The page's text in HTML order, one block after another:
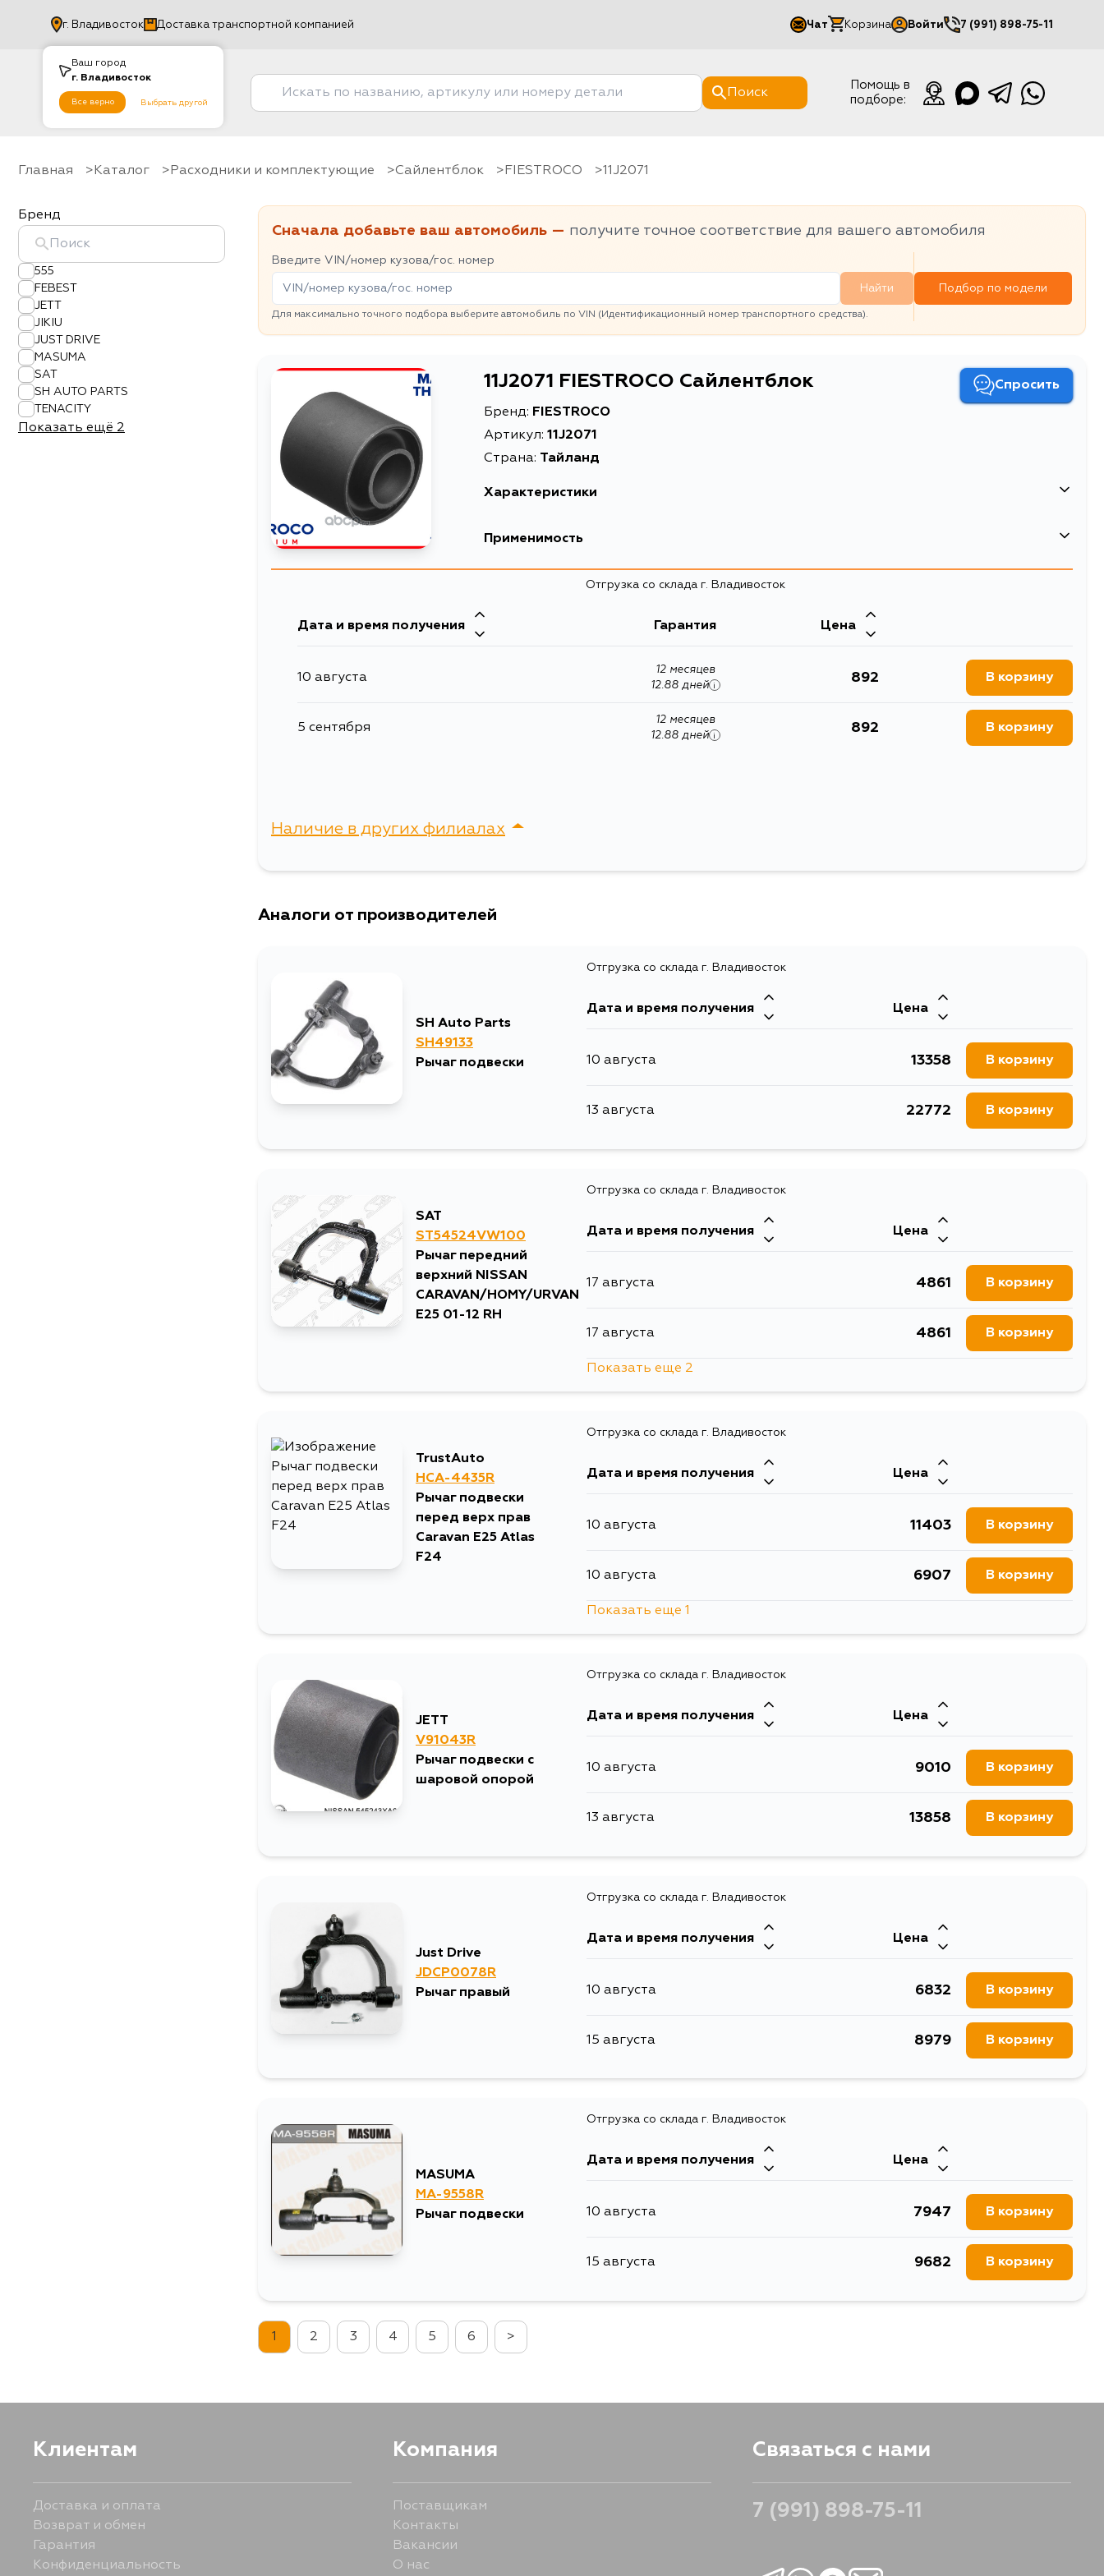
Ваш город
г. Владивосток
Все верно Выбрать другой
г. Владивосток Доставка транспортной компанией Чат Корзина Войти
Мой кабинет
7 (991) 898-75-11
Поиск
Помощь в
подборе:
Главная Каталог Расходники и комплектующие Сайлентблок FIESTROCO 11J2071
Бренд
555
FEBEST
JETT
JIKIU
JUST DRIVE
MASUMA
SAT
SH AUTO PARTS
TENACITY
Показать ещё 2
Сначала добавьте ваш автомобиль — получите точное соответствие для вашего автомобиля
Введите VIN/номер кузова/гос. номер
Найти
Для максимально точного подбора выберите автомобиль по VIN (Идентификационный номер транспортного средства).
Подбор по модели
11J2071 FIESTROCO Сайлентблок Спросить
Бренд: FIESTROCO
Артикул:11J2071
Страна: Тайланд
Характеристики
Масса, кг
сайлентблоки
Применимость
Двигатель
Отгрузка со склада г. Владивосток
Дата и время получения Гарантия Цена
10 августа
12 месяцев
12.88 дней
i
892 В корзину
5 сентября
12 месяцев
12.88 дней
i
892 В корзину
Наличие в других филиалах
Аналоги от производителей
SH Auto Parts
SH49133
Рычаг подвески
Отгрузка со склада г. Владивосток
Дата и время получения Цена
10 августа 13358 В корзину
13 августа 22772 В корзину
SAT
ST54524VW100
Рычаг передний
верхний NISSAN
CARAVAN/HOMY/URVAN
E25 01-12 RH
Отгрузка со склада г. Владивосток
Дата и время получения Цена
17 августа 4861 В корзину
17 августа 4861 В корзину
21 августа
Показать еще 2
TrustAuto
HCA-4435R
Рычаг подвески
перед верх прав
Caravan E25 Atlas
F24
Отгрузка со склада г. Владивосток
Дата и время получения Цена
10 августа 11403 В корзину
10 августа 6907 В корзину
Показать еще 1
JETT
V91043R
Рычаг подвески с
шаровой опорой
Отгрузка со склада г. Владивосток
Дата и время получения Цена
10 августа 9010 В корзину
13 августа 13858 В корзину
Just Drive
JDCP0078R
Рычаг правый
Отгрузка со склада г. Владивосток
Дата и время получения Цена
10 августа 6832 В корзину
15 августа 8979 В корзину
MASUMA
MA-9558R
Рычаг подвески
Отгрузка со склада г. Владивосток
Дата и время получения Цена
10 августа 7947 В корзину
15 августа 9682 В корзину
1 2 3 4 5 6 >
Клиентам
Доставка и оплата
Возврат и обмен
Гарантия
Конфиденциальность
Компания
Поставщикам
Контакты
Вакансии
О нас
Связаться с нами
7 (991) 898-75-11